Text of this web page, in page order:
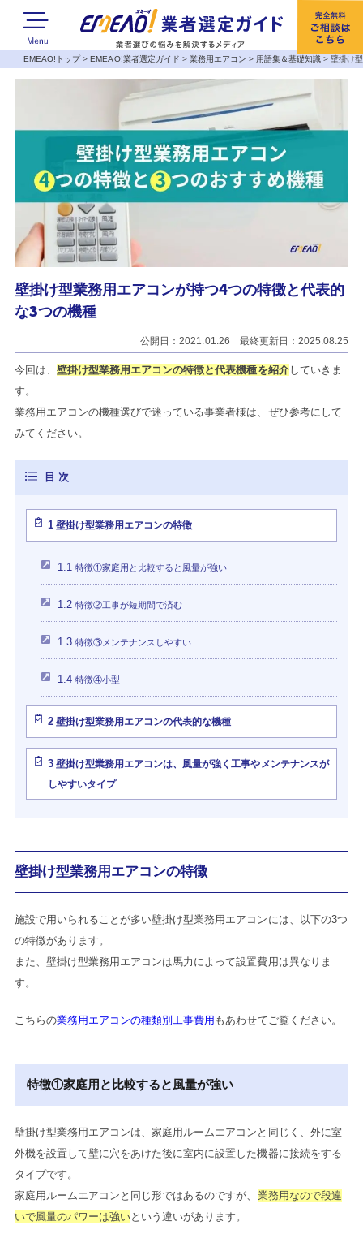
EMEAO!トップ>EMEAO!業者選定ガイド > 業務用エアコン > 用語集＆基礎知識 >壁掛け
壁掛け型業務用エアコンが持つ4つの特徴と代表的
な3つの機種
公開日：2021.01.26 最終更新日：2025.08.25
今回は、壁掛け型業務用エアコンの特徴と代表機種を紹介していきま
す。
業務用エアコンの機種選びで迷っている事業者様は、ぜひ参考にして
みてください。
1壁掛け型業務用エアコンの特徴
1.1 特徴①家庭用と比較すると風量が強い
1.2 特徴②工事が短期間で済む
1.3 特徴③メンテナンスしやすい
1.4 特徴④小型
2壁掛け型業務用エアコンの代表的な機種
3壁掛け型業務用エアコンは、風量が強く工事やメンテナンスが
しやすいタイプ
壁掛け型業務用エアコンの特徴
施設で用いられることが多い壁掛け型業務用エアコンには、以下の3つ
の特徴があります。
また、壁掛け型業務用エアコンは馬力によって設置費用は異なりま
す。
こちらの業務用エアコンの種類別工事費用 もあわせてご覧ください。
特徴①家庭用と比較すると風量が強い
壁掛け型業務用エアコンは、家庭用ルームエアコンと同じく、外に室
外機を設置して壁に穴をあけた後に室内に設置した機器に接続をする
タイプです。
家庭用ルームエアコンと同じ形ではあるのですが、 業務用なので段違
いで風量のパワーは強いという違いがあります。